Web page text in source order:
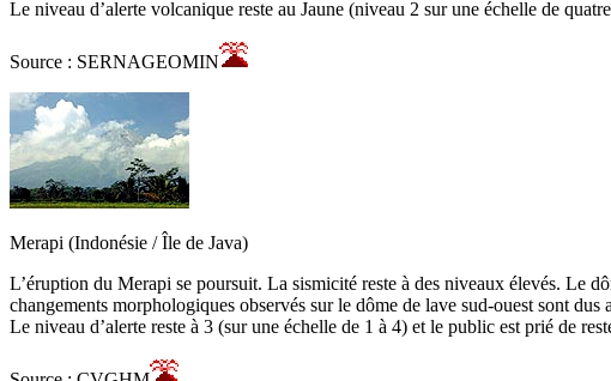
Le niveau d’alerte volcanique reste au Jaune (niveau 2 sur une échelle de
Source : SERNAGEOMIN
Merapi (Indonésie / Île de Java)
L’éruption du Merapi se poursuit. La sismicité reste à des niveaux élevés. Le
changements morphologiques observés sur le dôme de lave sud-ouest sont
Le niveau d’alerte reste à 3 (sur une échelle de 1 à 4) et le public est prié de